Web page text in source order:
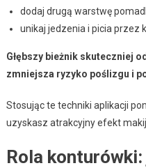
dodaj drugą warstwę
unikaj jedzenia i picia przez
Głębszy bieżnik skuteczniej
zmniejsza ryzyko poślizgu i
Stosując te techniki aplikacji
uzyskasz atrakcyjny efekt
Rola